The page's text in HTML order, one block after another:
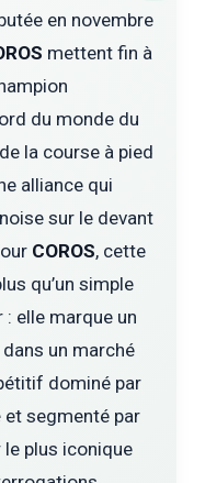
en novembre
mettent fin à
du monde du
la course à pied
alliance qui
sur le devant
COROS, cette
qu’un simple
: elle marque un
un marché
dominé par
et segmenté par
le plus iconique